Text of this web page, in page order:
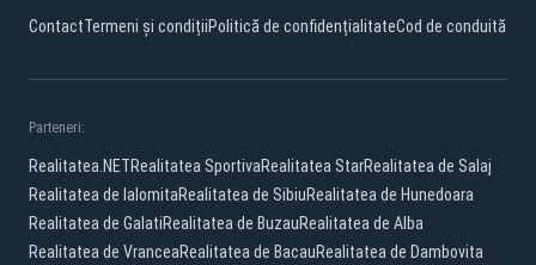
ContactTermeni și condițiiPolitică de confidențialitateCod de conduită
Parteneri:
Realitatea.NETRealitatea SportivaRealitatea StarRealitatea de Salaj
Realitatea de IalomitaRealitatea de SibiuRealitatea de Hunedoara
Realitatea de GalatiRealitatea de BuzauRealitatea de Alba
Realitatea de VranceaRealitatea de BacauRealitatea de Dambovita